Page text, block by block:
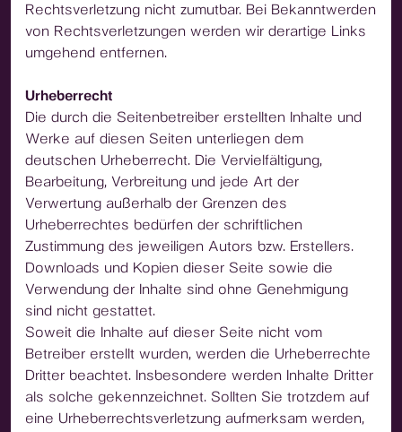
Rechtsverletzung nicht zumutbar. Bei Bekanntwerden
von Rechtsverletzungen werden wir derartige Links
umgehend entfernen.
Urheberrecht
Die durch die Seitenbetreiber erstellten Inhalte und
Werke auf diesen Seiten unterliegen dem
deutschen Urheberrecht. Die Vervielfältigung,
Bearbeitung, Verbreitung und jede Art der
Verwertung außerhalb der Grenzen des
Urheberrechtes bedürfen der schriftlichen
Zustimmung des jeweiligen Autors bzw. Erstellers.
Downloads und Kopien dieser Seite sowie die
Verwendung der Inhalte sind ohne Genehmigung
sind nicht gestattet.
Soweit die Inhalte auf dieser Seite nicht vom
Betreiber erstellt wurden, werden die Urheberrechte
Dritter beachtet. Insbesondere werden Inhalte Dritter
als solche gekennzeichnet. Sollten Sie trotzdem auf
eine Urheberrechtsverletzung aufmerksam werden,